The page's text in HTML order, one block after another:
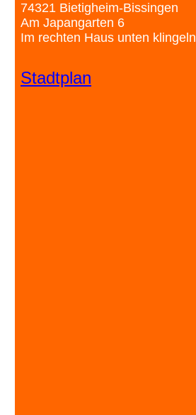
74321 Bietigheim-Bissingen
Am Japangarten 6
Im rechten Haus unten klingeln
Stadtplan